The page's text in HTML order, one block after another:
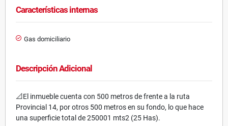
Características internas
Gas domiciliario
Descripción Adicional
📐El inmueble cuenta con 500 metros de frente a la ruta
Provincial 14, por otros 500 metros en su fondo, lo que hace
una superficie total de 250001 mts2 (25 Has).